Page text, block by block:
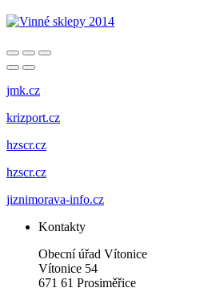
jmk.cz
krizport.cz
hzscr.cz
hzscr.cz
jiznimorava-info.cz
Kontakty
Obecní úřad Vítonice
Vítonice 54
671 61 Prosiměřice